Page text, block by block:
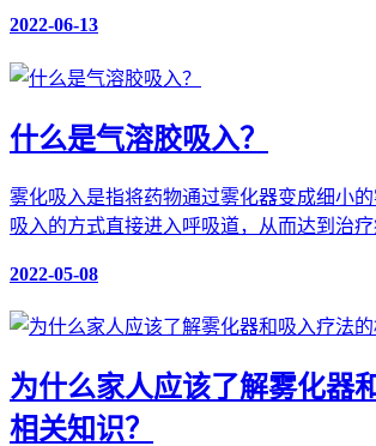
2022-06-13
什么是气溶胶吸入？
雾化吸入是指将药物通过雾化器变成细小
吸入的方式直接进入呼吸道，从而达到治疗
2022-05-08
为什么家人应该了解雾化器
相关知识？